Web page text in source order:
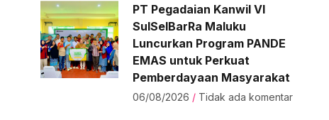
PT Pegadaian Kanwil VI
SulSelBarRa Maluku
Luncurkan Program PANDE
EMAS untuk Perkuat
Pemberdayaan Masyarakat
06/08/2026 Tidak ada komentar